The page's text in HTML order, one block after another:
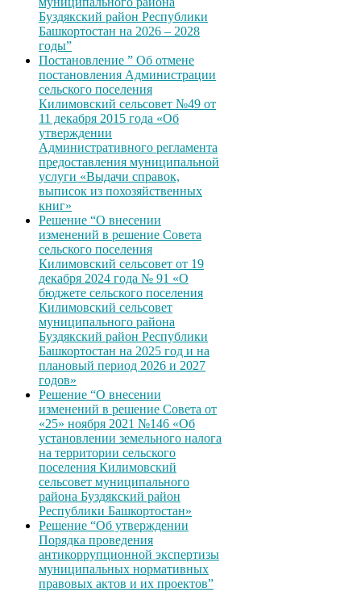
Буздякский район Республики
Башкортостан на 2026 – 2028
годы”
Постановление ” Об отмене
постановления Администрации
сельского поселения
Килимовский сельсовет №49 от
11 декабря 2015 года «Об
утверждении
Административного регламента
предоставления муниципальной
услуги «Выдачи справок,
выписок из похозяйственных
книг»
Решение “О внесении
изменений в решение Совета
сельского поселения
Килимовский сельсовет от 19
декабря 2024 года № 91 «О
бюджете сельского поселения
Килимовский сельсовет
муниципального района
Буздякский район Республики
Башкортостан на 2025 год и на
плановый период 2026 и 2027
годов»
Решение “О внесении
изменений в решение Совета от
«25» ноября 2021 №146 «Об
установлении земельного налога
на территории сельского
поселения Килимовский
сельсовет муниципального
района Буздякский район
Республики Башкортостан»
Решение “Об утверждении
Порядка проведения
антикоррупционной экспертизы
муниципальных нормативных
правовых актов и их проектов”